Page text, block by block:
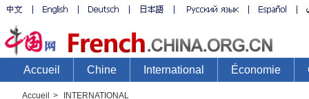
Accueil > INTERNATIONAL